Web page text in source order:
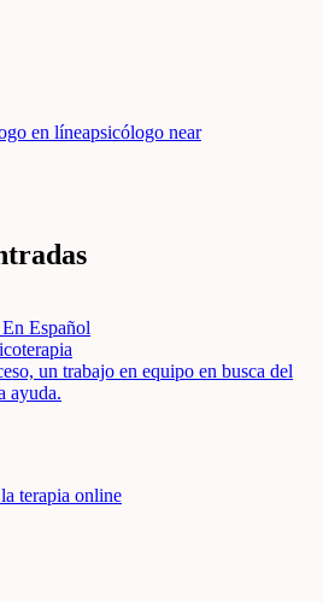
en líneapsicólogo near
Español